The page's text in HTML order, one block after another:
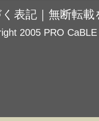
表記 ｜ 無断転載
2005 PRO CaBLE